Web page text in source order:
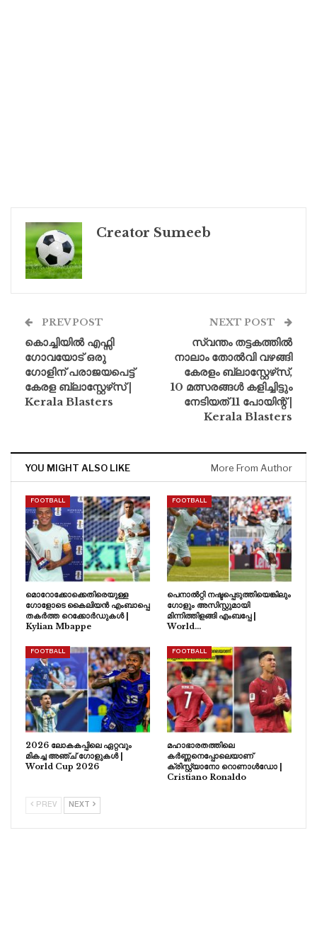
Creator Sumeeb
PREV POST
കൊച്ചിയിൽ എഫ്സി
ഗോവയോട് ഒരു
ഗോളിന് പരാജയപെട്ട്
കേരള ബ്ലാസ്റ്റേഴ്‌സ് |
Kerala Blasters
NEXT POST
സ്വന്തം തട്ടകത്തിൽ
നാലാം തോൽവി വഴങ്ങി
കേരളം ബ്ലാസ്റ്റേഴ്‌സ്,
10 മത്സരങ്ങൾ കളിച്ചിട്ടും
നേടിയത് 11 പോയിന്റ് |
Kerala Blasters
YOU MIGHT ALSO LIKE More From Author
FOOTBALL
മൊറോക്കോക്കെതിരെയുള്ള
ഗോളോടെ കൈലിയൻ എംബാപ്പെ
തകർത്ത റെക്കോർഡുകൾ |
Kylian Mbappe
FOOTBALL
പെനാൽറ്റി നഷ്ടപ്പെടുത്തിയെങ്കിലും
ഗോളും അസിസ്റ്റുമായി
മിന്നിത്തിളങ്ങി എംബപ്പേ |
World…
FOOTBALL
2026 ലോകകപ്പിലെ ഏറ്റവും
മികച്ച അഞ്ച് ഗോളുകൾ |
World Cup 2026
FOOTBALL
മഹാഭാരതത്തിലെ
കർണ്ണനെപ്പോലെയാണ്
ക്രിസ്റ്റ്യാനോ റൊണാൾഡോ |
Cristiano Ronaldo
PREV NEXT